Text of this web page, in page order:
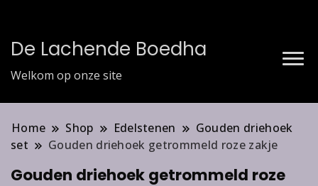
De Lachende Boedha
Welkom op onze site
Home Shop Edelstenen
Gouden driehoek
set
Gouden driehoek getrommeld roze zakje
Gouden driehoek getrommeld roze